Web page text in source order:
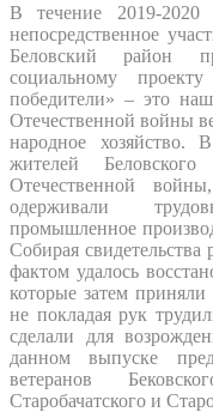
В течение 2019-2020
непосредственное
Беловский район
социальному
победители» – это
Отечественной войны
народное хозяйство.
жителей
Отечественной
одерживали
промышленное
Собирая свидетельства
фактом удалось
которые затем приняли
не покладая рук
сделали для
данном выпуске
ветеранов
Старобачатского и